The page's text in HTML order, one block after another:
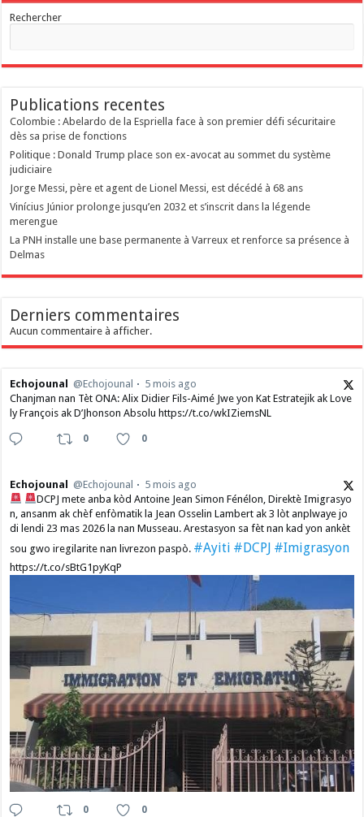
Rechercher
Publications recentes
Colombie : Abelardo de la Espriella face à son premier défi sécuritaire
dès sa prise de fonctions
Politique : Donald Trump place son ex-avocat au sommet du système
judiciaire
Jorge Messi, père et agent de Lionel Messi, est décédé à 68 ans
Vinícius Júnior prolonge jusqu’en 2032 et s’inscrit dans la légende
merengue
La PNH installe une base permanente à Varreux et renforce sa présence à
Delmas
Derniers commentaires
Aucun commentaire à afficher.
Echojounal @Echojounal
5 mois ago
Chanjman nan Tèt ONA: Alix Didier Fils-Aimé Jwe yon Kat Estratejik ak Love
ly François ak D’Jhonson Absolu https://t.co/wkIZiemsNL
0 0
Echojounal @Echojounal
5 mois ago
DCPJ mete anba kòd Antoine Jean Simon Fénélon, Direktè Imigrasyo
n, ansanm ak chèf enfòmatik la Jean Osselin Lambert ak 3 lòt anplwaye jo
di lendi 23 mas 2026 la nan Musseau. Arestasyon sa fèt nan kad yon ankèt
sou gwo iregilarite nan livrezon paspò. #Ayiti #DCPJ #Imigrasyon
https://t.co/sBtG1pyKqP
0 0